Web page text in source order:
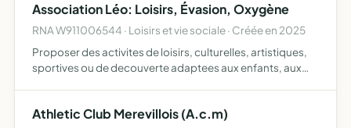
Association Léo: Loisirs, Évasion, Oxygène
RNA W911006544 · Loisirs et vie sociale · Créée en 2025
Proposer des activites de loisirs, culturelles, artistiques,
sportives ou de decouverte adaptees aux enfants, aux
Athletic Club Merevillois (A.c.m)